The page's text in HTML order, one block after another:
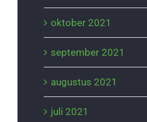
oktober 2021
september 2021
augustus 2021
juli 2021